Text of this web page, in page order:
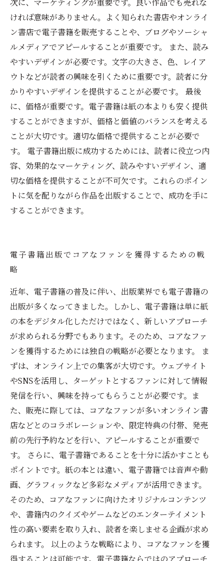
ければ意味がありません。よく知られた書店やオンライ
ン書店で電子書籍を販売することや、ブログやソーシャ
ルメディアでアピールすることが重要です。 また、読み
やすいデザインが必要です。文字の大きさ、色、レイア
ウトなどが読者の興味を引くために重要です。読者に分
かりやすいデザインを提供することが必要です。 最後
に、価格が重要です。電子書籍は紙の本よりも安く提供
することができますが、価格と価値のバランスを考える
ことが大切です。適切な価格で提供することが必要で
す。 電子書籍出版に成功するためには、読者に役立つ内
容、効果的なマーケティング、読みやすいデザイン、適
切な価格を提供することが不可欠です。これらのポイン
トに気を配りながら作品を出版することで、成功を手に
することができます。
電子書籍出版でコアなファンを獲得するための戦
略
近年、電子書籍の普及に伴い、出版業界でも電子書籍の
出版が多くなってきました。しかし、電子書籍は単に紙
の本をデジタル化しただけではなく、新しいアプローチ
が求められる分野でもあります。そのため、コアなファ
ンを獲得するためには独自の戦略が必要となります。 ま
ずは、オンライン上での集客が大切です。ウェブサイト
やSNSを活用し、ターゲットとするファンに対して情報
発信を行い、興味を持ってもらうことが必要です。ま
た、販売に際しては、コアなファンが多いオンライン書
店などとのコラボレーションや、限定特典の付帯、発売
前の先行予約などを行い、アピールすることが重要で
す。 さらに、電子書籍であることを十分に活かすことも
ポイントです。紙の本とは違い、電子書籍では音声や動
画、グラフィックなど多彩なメディアが活用できます。
そのため、コアなファンに向けたオリジナルコンテンツ
や、書籍内のクイズやゲームなどのエンターテイメント
性の高い要素を取り入れ、読者を楽しませる企画が求め
られます。 以上のような戦略により、コアなファンを獲